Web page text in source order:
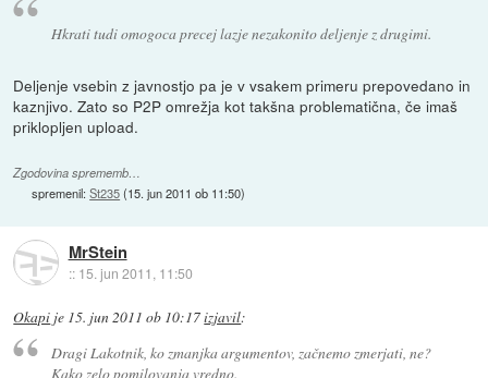
Hkrati tudi omogoca precej lazje nezakonito deljenje z drugimi.
Deljenje vsebin z javnostjo pa je v vsakem primeru prepovedano in
kaznjivo. Zato so P2P omrežja kot takšna problematična, če imaš
priklopljen upload.
Zgodovina sprememb…
spremenil:St235(15. jun 2011 ob 11:50)
MrStein
:: 15. jun 2011, 11:50
Okapi je 15. jun 2011 ob 10:17izjavil:
Dragi Lakotnik, ko zmanjka argumentov, začnemo zmerjati, ne?
Kako zelo pomilovanja vredno.